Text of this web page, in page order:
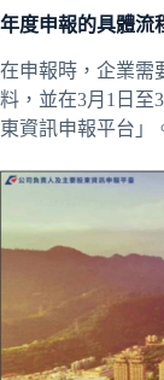
年度申報的具體流
在申報時，企業需
料，並在3月1日至
東資訊申報平台 」